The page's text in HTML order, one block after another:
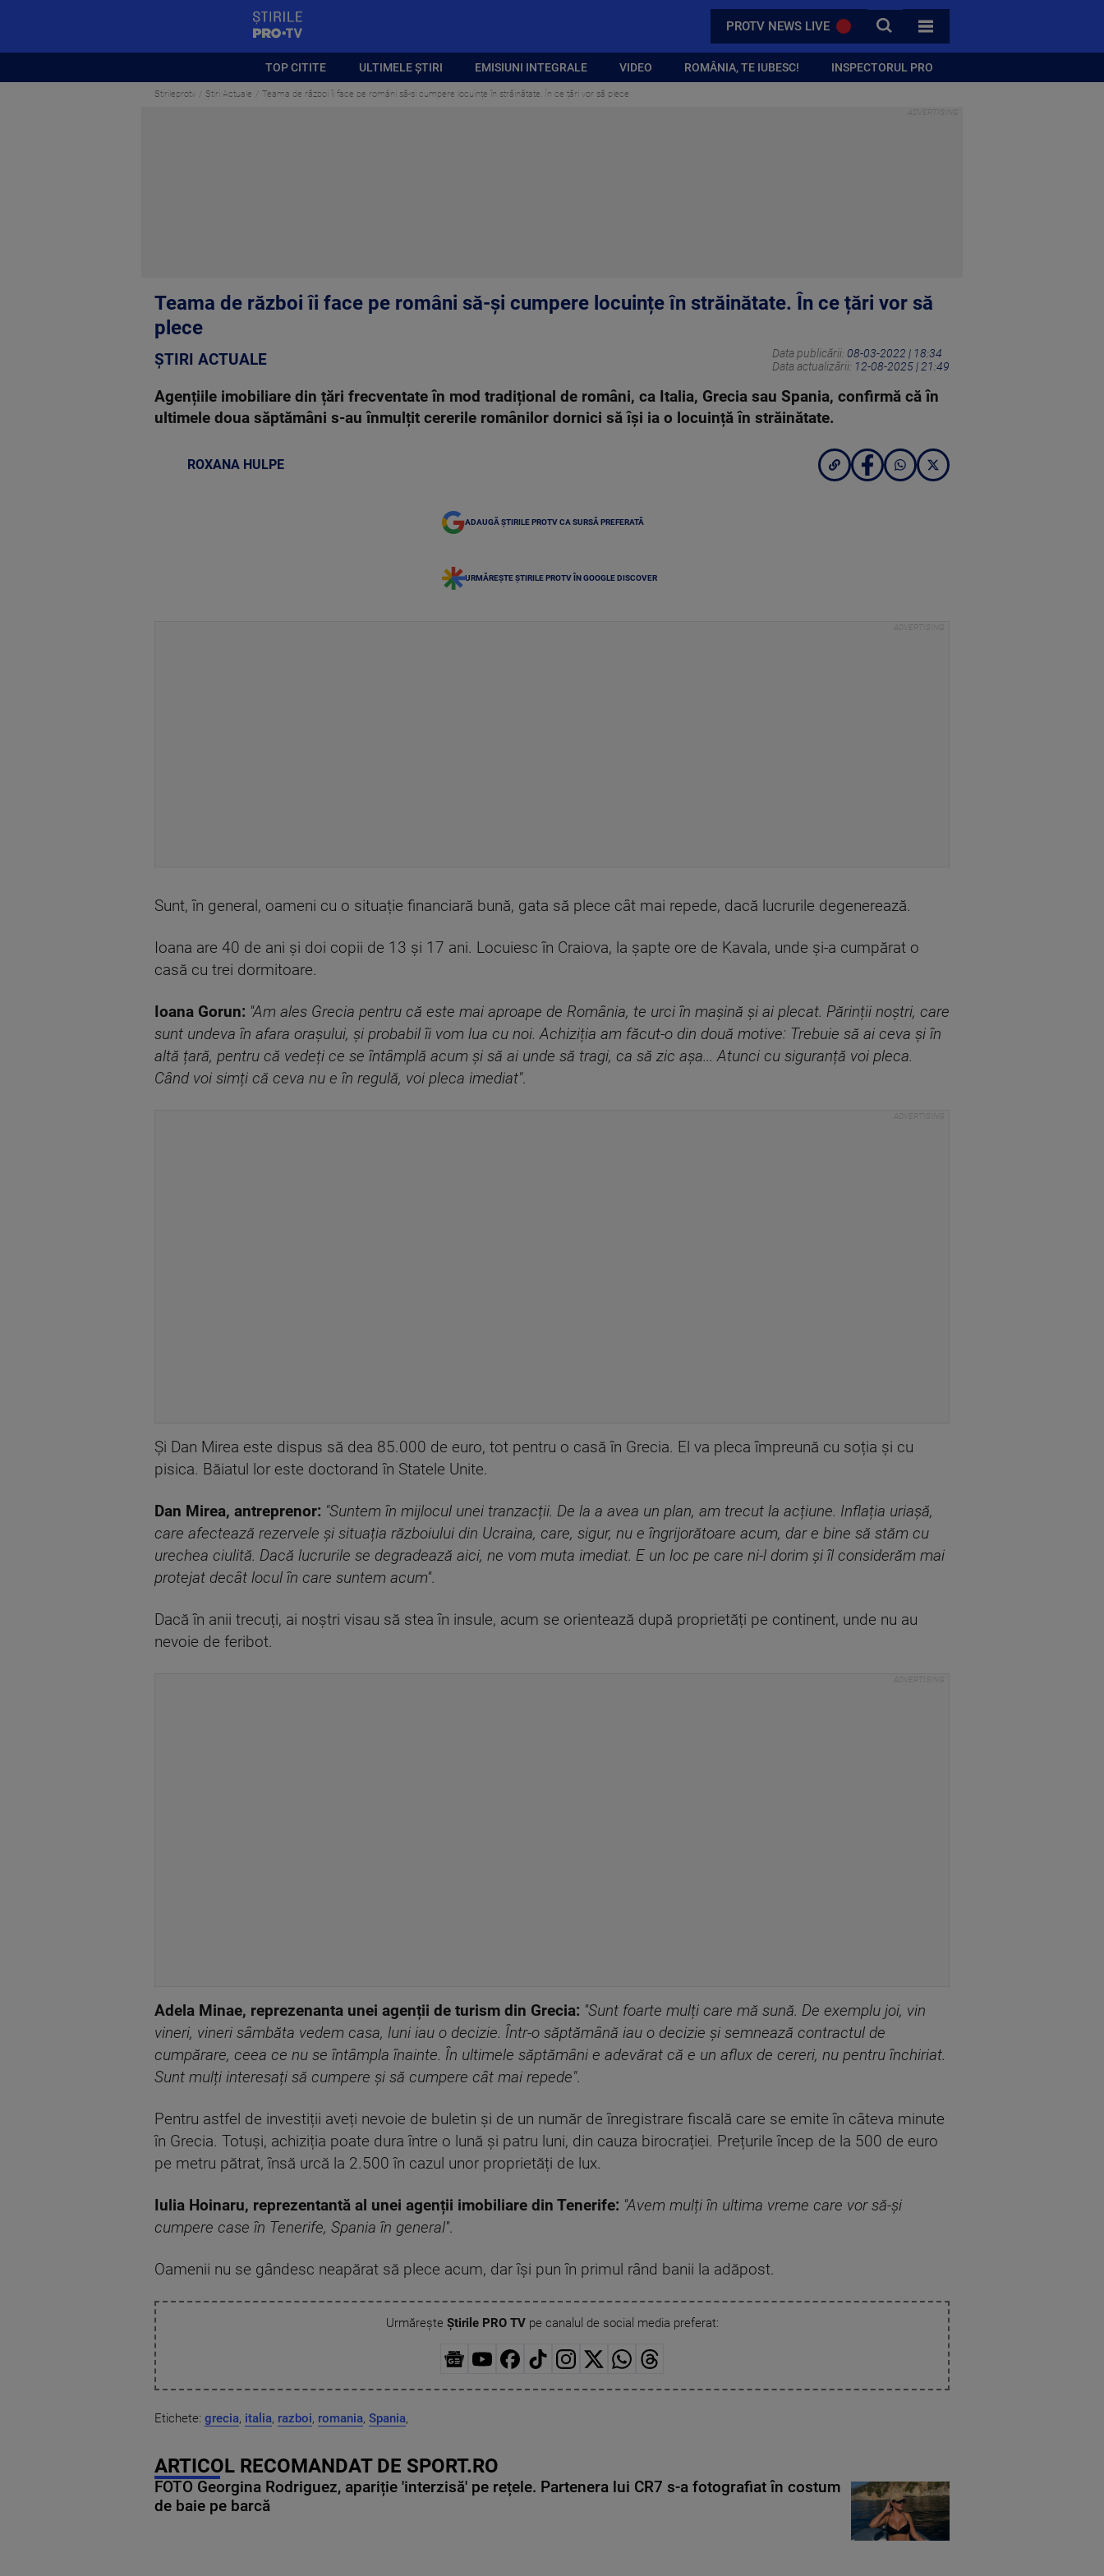
PROTV NEWS LIVE CAUTA
TOATE CATEGORIILE
TOP CITITE ULTIMELE ȘTIRI EMISIUNI INTEGRALE VIDEO ROMÂNIA, TE IUBESC! INSPECTORUL PRO
Stirileprotv Știri Actuale Teama de război îi face pe români să-și cumpere locuințe în străinătate. În ce țări vor să plece
Teama de război îi face pe români să-și cumpere locuințe în străinătate. În ce țări vor să
plece
ȘTIRI ACTUALE Data publicării: 08-03-2022 | 18:34
Data actualizării: 12-08-2025 | 21:49
Agențiile imobiliare din țări frecventate în mod tradițional de români, ca Italia, Grecia sau Spania, confirmă că în
ultimele doua săptămâni s-au înmulțit cererile românilor dornici să își ia o locuință în străinătate.
ROXANA HULPE
ADAUGĂ ȘTIRILE PROTV CA SURSĂ PREFERATĂ
URMĂREȘTE ȘTIRILE PROTV ÎN GOOGLE DISCOVER
Sunt, în general, oameni cu o situație financiară bună, gata să plece cât mai repede, dacă lucrurile degenerează.
Ioana are 40 de ani și doi copii de 13 și 17 ani. Locuiesc în Craiova, la șapte ore de Kavala, unde și-a cumpărat o
casă cu trei dormitoare.
Ioana Gorun: ''Am ales Grecia pentru că este mai aproape de România, te urci în mașină și ai plecat. Părinții noștri, care
sunt undeva în afara orașului, și probabil îi vom lua cu noi. Achiziția am făcut-o din două motive: Trebuie să ai ceva și în
altă țară, pentru că vedeți ce se întâmplă acum și să ai unde să tragi, ca să zic așa... Atunci cu siguranță voi pleca.
Când voi simți că ceva nu e în regulă, voi pleca imediat".
Și Dan Mirea este dispus să dea 85.000 de euro, tot pentru o casă în Grecia. El va pleca împreună cu soția și cu
pisica. Băiatul lor este doctorand în Statele Unite.
Dan Mirea, antreprenor: "Suntem în mijlocul unei tranzacții. De la a avea un plan, am trecut la acțiune. Inflația uriașă,
care afectează rezervele și situația războiului din Ucraina, care, sigur, nu e îngrijorătoare acum, dar e bine să stăm cu
urechea ciulită. Dacă lucrurile se degradează aici, ne vom muta imediat. E un loc pe care ni-l dorim și îl considerăm mai
protejat decât locul în care suntem acum''.
Dacă în anii trecuți, ai noștri visau să stea în insule, acum se orientează după proprietăți pe continent, unde nu au
nevoie de feribot.
Adela Minae, reprezenanta unei agenții de turism din Grecia: ''Sunt foarte mulți care mă sună. De exemplu joi, vin
vineri, vineri sâmbăta vedem casa, luni iau o decizie. Într-o săptămână iau o decizie și semnează contractul de
cumpărare, ceea ce nu se întâmpla înainte. În ultimele săptămâni e adevărat că e un aflux de cereri, nu pentru închiriat.
Sunt mulți interesați să cumpere și să cumpere cât mai repede".
Pentru astfel de investiții aveți nevoie de buletin și de un număr de înregistrare fiscală care se emite în câteva minute
în Grecia. Totuși, achiziția poate dura între o lună și patru luni, din cauza birocrației. Prețurile încep de la 500 de euro
pe metru pătrat, însă urcă la 2.500 în cazul unor proprietăți de lux.
Iulia Hoinaru, reprezentantă al unei agenții imobiliare din Tenerife: ''Avem mulți în ultima vreme care vor să-și
cumpere case în Tenerife, Spania în general''.
Oamenii nu se gândesc neapărat să plece acum, dar își pun în primul rând banii la adăpost.
Urmărește Știrile PRO TVpe canalul de social media preferat:
Etichete: grecia, italia, razboi, romania, Spania,
ARTICOL RECOMANDAT DE SPORT.RO
FOTO Georgina Rodriguez, apariție 'interzisă' pe rețele. Partenera lui CR7 s-a fotografiat în costum
de baie pe barcă